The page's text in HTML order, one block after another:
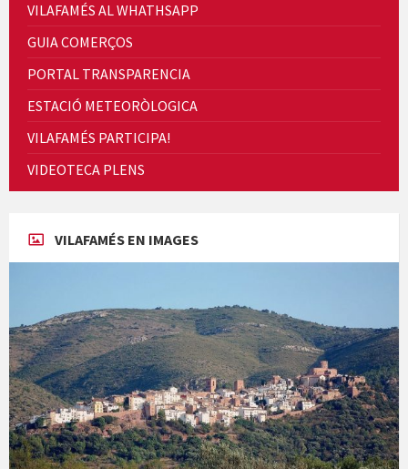
Quintà Culroja
Cicle de Cine i Dones rurals
Concerts al Museu
VILAFAMÉS AL WHATHSAPP
GUIA COMERÇOS
PORTAL TRANSPARENCIA
ESTACIÓ METEORÒLOGICA
VILAFAMÉS PARTICIPA!
VIDEOTECA PLENS
VILAFAMÉS EN IMAGES